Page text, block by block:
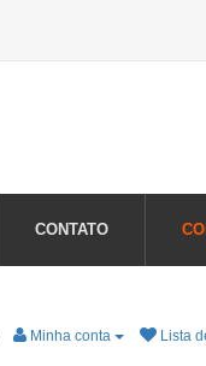
CONTATO
Minha conta Lista